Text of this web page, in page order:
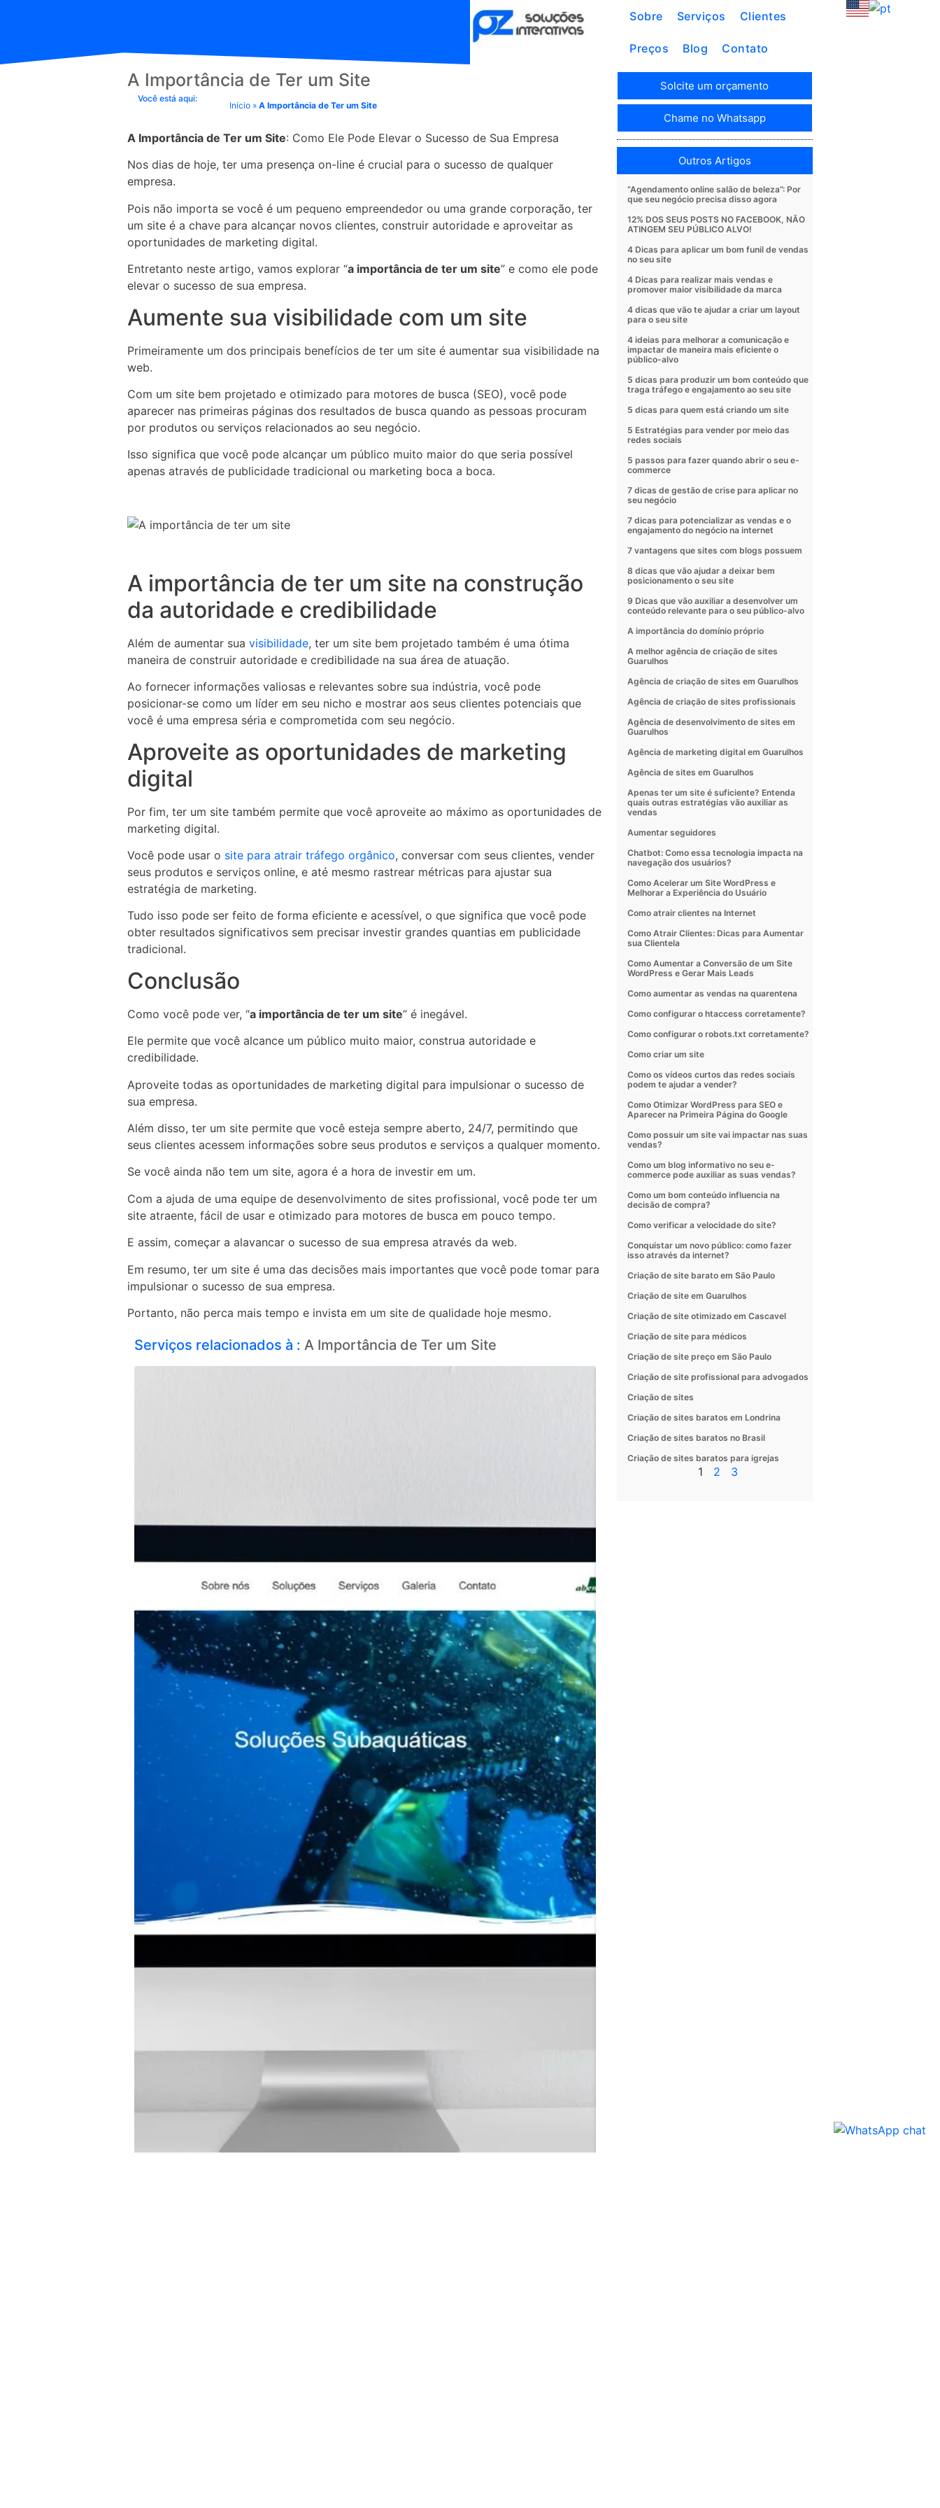
Sobre Serviços Clientes
Preços Blog Contato
A Importância de Ter um Site
Você está aqui:
Início» A Importância de Ter um Site
A Importância de Ter um Site: Como Ele Pode Elevar o Sucesso de Sua Empresa
Nos dias de hoje, ter uma presença on-line é crucial para o sucesso de qualquer
empresa.
Pois não importa se você é um pequeno empreendedor ou uma grande corporação, ter
um site é a chave para alcançar novos clientes, construir autoridade e aproveitar as
oportunidades de marketing digital.
Entretanto neste artigo, vamos explorar “a importância de ter um site” e como ele pode
elevar o sucesso de sua empresa.
Aumente sua visibilidade com um site
Primeiramente um dos principais benefícios de ter um site é aumentar sua visibilidade na
web.
Com um site bem projetado e otimizado para motores de busca (SEO), você pode
aparecer nas primeiras páginas dos resultados de busca quando as pessoas procuram
por produtos ou serviços relacionados ao seu negócio.
Isso significa que você pode alcançar um público muito maior do que seria possível
apenas através de publicidade tradicional ou marketing boca a boca.
A importância de ter um site na construção
da autoridade e credibilidade
Além de aumentar sua visibilidade, ter um site bem projetado também é uma ótima
maneira de construir autoridade e credibilidade na sua área de atuação.
Ao fornecer informações valiosas e relevantes sobre sua indústria, você pode
posicionar-se como um líder em seu nicho e mostrar aos seus clientes potenciais que
você é uma empresa séria e comprometida com seu negócio.
Aproveite as oportunidades de marketing
digital
Por fim, ter um site também permite que você aproveite ao máximo as oportunidades de
marketing digital.
Você pode usar o site para atrair tráfego orgânico, conversar com seus clientes, vender
seus produtos e serviços online, e até mesmo rastrear métricas para ajustar sua
estratégia de marketing.
Tudo isso pode ser feito de forma eficiente e acessível, o que significa que você pode
obter resultados significativos sem precisar investir grandes quantias em publicidade
tradicional.
Conclusão
Como você pode ver, “a importância de ter um site” é inegável.
Ele permite que você alcance um público muito maior, construa autoridade e
credibilidade.
Aproveite todas as oportunidades de marketing digital para impulsionar o sucesso de
sua empresa.
Além disso, ter um site permite que você esteja sempre aberto, 24/7, permitindo que
seus clientes acessem informações sobre seus produtos e serviços a qualquer momento.
Se você ainda não tem um site, agora é a hora de investir em um.
Com a ajuda de uma equipe de desenvolvimento de sites profissional, você pode ter um
site atraente, fácil de usar e otimizado para motores de busca em pouco tempo.
E assim, começar a alavancar o sucesso de sua empresa através da web.
Em resumo, ter um site é uma das decisões mais importantes que você pode tomar para
impulsionar o sucesso de sua empresa.
Portanto, não perca mais tempo e invista em um site de qualidade hoje mesmo.
Serviços relacionados à : A Importância de Ter um Site
Solcite um orçamento
Chame no Whatsapp
Outros Artigos
“Agendamento online salão de beleza”: Por
que seu negócio precisa disso agora
12% DOS SEUS POSTS NO FACEBOOK, NÃO
ATINGEM SEU PÚBLICO ALVO!
4 Dicas para aplicar um bom funil de vendas
no seu site
4 Dicas para realizar mais vendas e
promover maior visibilidade da marca
4 dicas que vão te ajudar a criar um layout
para o seu site
4 ideias para melhorar a comunicação e
impactar de maneira mais eficiente o
público-alvo
5 dicas para produzir um bom conteúdo que
traga tráfego e engajamento ao seu site
5 dicas para quem está criando um site
5 Estratégias para vender por meio das
redes sociais
5 passos para fazer quando abrir o seu e-
commerce
7 dicas de gestão de crise para aplicar no
seu negócio
7 dicas para potencializar as vendas e o
engajamento do negócio na internet
7 vantagens que sites com blogs possuem
8 dicas que vão ajudar a deixar bem
posicionamento o seu site
9 Dicas que vão auxiliar a desenvolver um
conteúdo relevante para o seu público-alvo
A importância do domínio próprio
A melhor agência de criação de sites
Guarulhos
Agência de criação de sites em Guarulhos
Agência de criação de sites profissionais
Agência de desenvolvimento de sites em
Guarulhos
Agência de marketing digital em Guarulhos
Agência de sites em Guarulhos
Apenas ter um site é suficiente? Entenda
quais outras estratégias vão auxiliar as
vendas
Aumentar seguidores
Chatbot: Como essa tecnologia impacta na
navegação dos usuários?
Como Acelerar um Site WordPress e
Melhorar a Experiência do Usuário
Como atrair clientes na Internet
Como Atrair Clientes: Dicas para Aumentar
sua Clientela
Como Aumentar a Conversão de um Site
WordPress e Gerar Mais Leads
Como aumentar as vendas na quarentena
Como configurar o htaccess corretamente?
Como configurar o robots.txt corretamente?
Como criar um site
Como os vídeos curtos das redes sociais
podem te ajudar a vender?
Como Otimizar WordPress para SEO e
Aparecer na Primeira Página do Google
Como possuir um site vai impactar nas suas
vendas?
Como um blog informativo no seu e-
commerce pode auxiliar as suas vendas?
Como um bom conteúdo influencia na
decisão de compra?
Como verificar a velocidade do site?
Conquistar um novo público: como fazer
isso através da internet?
Criação de site barato em São Paulo
Criação de site em Guarulhos
Criação de site otimizado em Cascavel
Criação de site para médicos
Criação de site preço em São Paulo
Criação de site profissional para advogados
Criação de sites
Criação de sites baratos em Londrina
Criação de sites baratos no Brasil
Criação de sites baratos para igrejas
1 2 3